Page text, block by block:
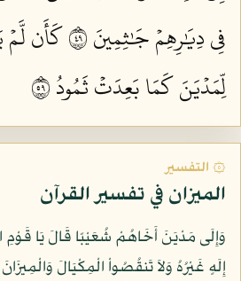
فِي دِيَٰرِهِمۡ جَٰثِمِينَ ٩٤
كَأَن لَّمۡ
لِّمَدۡيَنَ كَمَا بَعِدَتۡ ثَمُودُ ٩٥
۞ التفسير
الميزان في تفسير القرآن
وَإِلَى مَدْيَنَ أَخَاهُمْ شُعَيْبًا قَالَ يَا قَوْمِ
إِلَهٍ غَيْرُهُ وَلاَ تَنقُصُواْ الْمِكْيَالَ